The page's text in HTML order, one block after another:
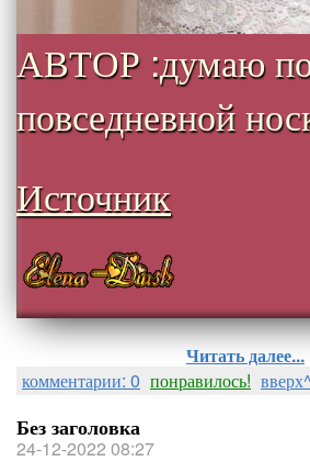
АВТОР :думаю
повседневной
Источник
Читать далее...
комментарии: 0 понравилось! вверх^
Без заголовка
24-12-2022 08:27